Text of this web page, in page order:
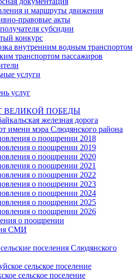
и маршруты движения
правовые акты
субсидии
конкурс
внутренним водным транспортом
транспортом пассажиров
услуги
услуг
ВЕЛИКОЙ ПОБЕДЫ
железная дорога
имени мэра Слюдянского района
о поощрении 2018
о поощрении 2019
о поощрении 2020
о поощрении 2021
о поощрении 2022
о поощрении 2023
о поощрении 2024
о поощрении 2025
о поощрении 2026
о поощрении
СМИ
поселения Слюдянского
сельское поселение
сельское поселение